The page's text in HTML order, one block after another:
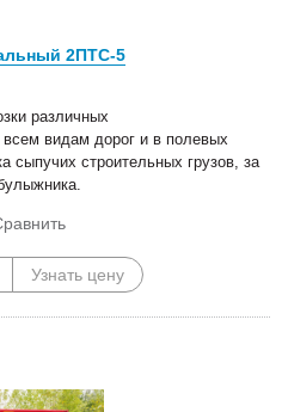
2ПТС-5
различных
всем видам дорог и в полевых
сыпучих строительных грузов, за
Узнать цену